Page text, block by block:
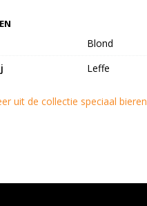
Blond
Leffe
uit de collectie speciaal bieren